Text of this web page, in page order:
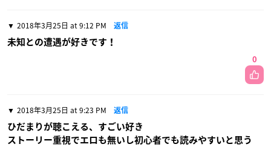
2018年3月25日 at 9:12 PM 返信
未知との遭遇が好きです！
0
2018年3月25日 at 9:23 PM 返信
ひだまりが聴こえる、すごい好き
ストーリー重視でエロも無いし初心者でも読みやすいと思う